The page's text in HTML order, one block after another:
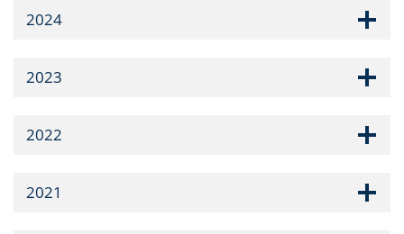
2024
2023
2022
2021